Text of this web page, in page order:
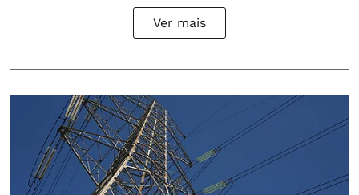
Ver mais